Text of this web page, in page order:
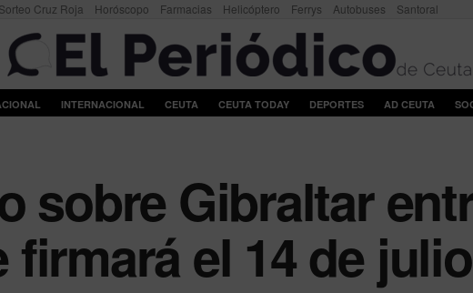
Sorteo Cruz Roja Horóscopo Farmacias Helicóptero Ferrys Autobuses Santoral
INTERNACIONAL CEUTA CEUTA TODAY DEPORTES AD CEUTA
sobre Gibraltar
firmará el 14 de